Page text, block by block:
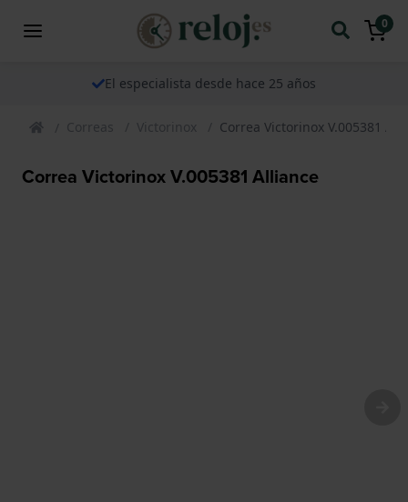
0
El especialista desde hace 25 años
Correas Victorinox Correa Victorinox V.005381
Correa Victorinox V.005381 Alliance